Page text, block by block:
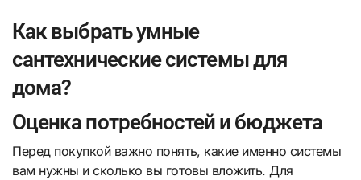
Как выбрать умные
сантехнические системы для
дома?
Оценка потребностей и бюджета
Перед покупкой важно понять, какие именно системы
вам нужны и сколько вы готовы вложить. Для